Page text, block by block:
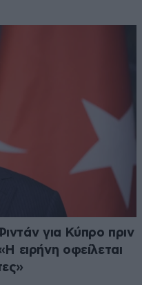
για Κύπρο πριν
ειρήνη οφείλεται